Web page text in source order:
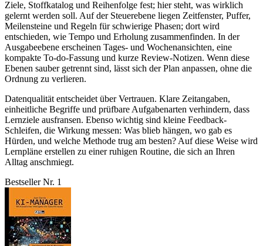
Ziele, Stoffkatalog und Reihenfolge fest; hier steht, was wirklich
gelernt werden soll. Auf der Steuerebene liegen Zeitfenster, Puffer,
Meilensteine und Regeln für schwierige Phasen; dort wird
entschieden, wie Tempo und Erholung zusammenfinden. In der
Ausgabeebene erscheinen Tages- und Wochenansichten, eine
kompakte To-do-Fassung und kurze Review-Notizen. Wenn diese
Ebenen sauber getrennt sind, lässt sich der Plan anpassen, ohne die
Ordnung zu verlieren.
Datenqualität entscheidet über Vertrauen. Klare Zeitangaben,
einheitliche Begriffe und prüfbare Aufgabenarten verhindern, dass
Lernziele ausfransen. Ebenso wichtig sind kleine Feedback-
Schleifen, die Wirkung messen: Was blieb hängen, wo gab es
Hürden, und welche Methode trug am besten? Auf diese Weise wird
Lernpläne erstellen zu einer ruhigen Routine, die sich an Ihren
Alltag anschmiegt.
Bestseller Nr. 1